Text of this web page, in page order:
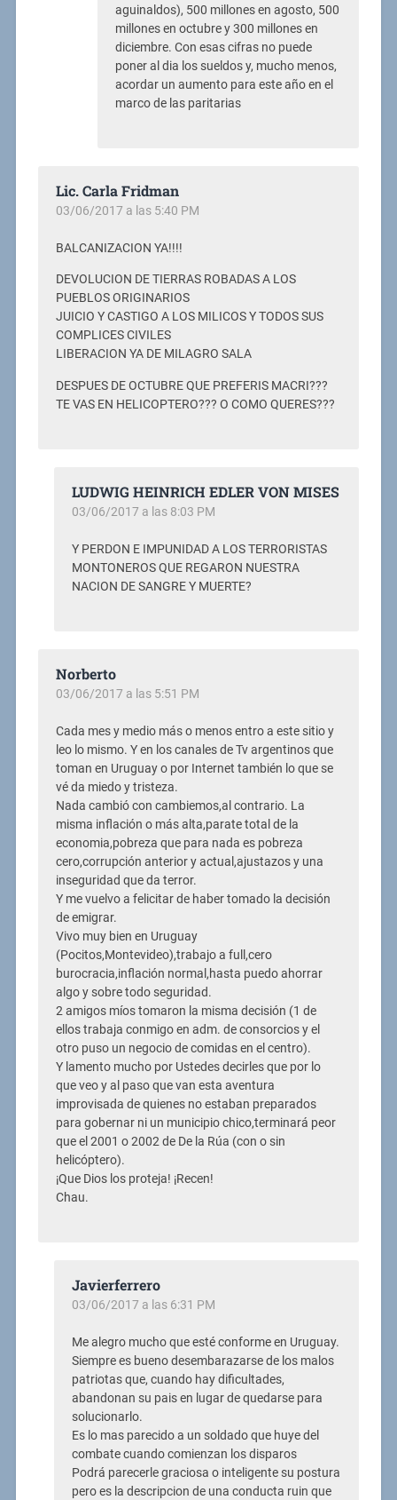
aguinaldos), 500 millones en agosto, 500
millones en octubre y 300 millones en
diciembre. Con esas cifras no puede
poner al dia los sueldos y, mucho menos,
acordar un aumento para este año en el
marco de las paritarias
Lic. Carla Fridman
03/06/2017 a las 5:40 PM
BALCANIZACION YA!!!!
DEVOLUCION DE TIERRAS ROBADAS A LOS
PUEBLOS ORIGINARIOS
JUICIO Y CASTIGO A LOS MILICOS Y TODOS SUS
COMPLICES CIVILES
LIBERACION YA DE MILAGRO SALA
DESPUES DE OCTUBRE QUE PREFERIS MACRI???
TE VAS EN HELICOPTERO??? O COMO QUERES???
LUDWIG HEINRICH EDLER VON MISES
03/06/2017 a las 8:03 PM
Y PERDON E IMPUNIDAD A LOS TERRORISTAS
MONTONEROS QUE REGARON NUESTRA
NACION DE SANGRE Y MUERTE?
Norberto
03/06/2017 a las 5:51 PM
Cada mes y medio más o menos entro a este sitio y
leo lo mismo. Y en los canales de Tv argentinos que
toman en Uruguay o por Internet también lo que se
vé da miedo y tristeza.
Nada cambió con cambiemos,al contrario. La
misma inflación o más alta,parate total de la
economia,pobreza que para nada es pobreza
cero,corrupción anterior y actual,ajustazos y una
inseguridad que da terror.
Y me vuelvo a felicitar de haber tomado la decisión
de emigrar.
Vivo muy bien en Uruguay
(Pocitos,Montevideo),trabajo a full,cero
burocracia,inflación normal,hasta puedo ahorrar
algo y sobre todo seguridad.
2 amigos míos tomaron la misma decisión (1 de
ellos trabaja conmigo en adm. de consorcios y el
otro puso un negocio de comidas en el centro).
Y lamento mucho por Ustedes decirles que por lo
que veo y al paso que van esta aventura
improvisada de quienes no estaban preparados
para gobernar ni un municipio chico,terminará peor
que el 2001 o 2002 de De la Rúa (con o sin
helicóptero).
¡Que Dios los proteja! ¡Recen!
Chau.
Javierferrero
03/06/2017 a las 6:31 PM
Me alegro mucho que esté conforme en Uruguay.
Siempre es bueno desembarazarse de los malos
patriotas que, cuando hay dificultades,
abandonan su pais en lugar de quedarse para
solucionarlo.
Es lo mas parecido a un soldado que huye del
combate cuando comienzan los disparos
Podrá parecerle graciosa o inteligente su postura
pero es la descripcion de una conducta ruin que